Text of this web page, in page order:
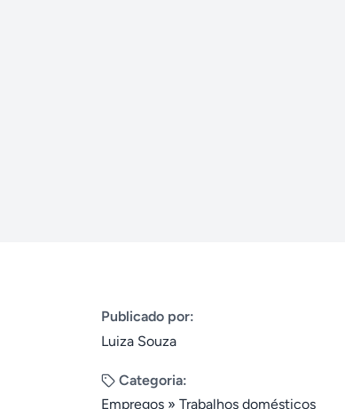
Publicado por:
Luiza Souza
Categoria:
Empregos » Trabalhos domésticos